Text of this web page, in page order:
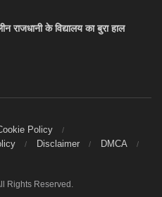
राजधानी के विद्यालय का बुरा हाल
Policy
Disclaimer
DMCA
Rights Reserved.